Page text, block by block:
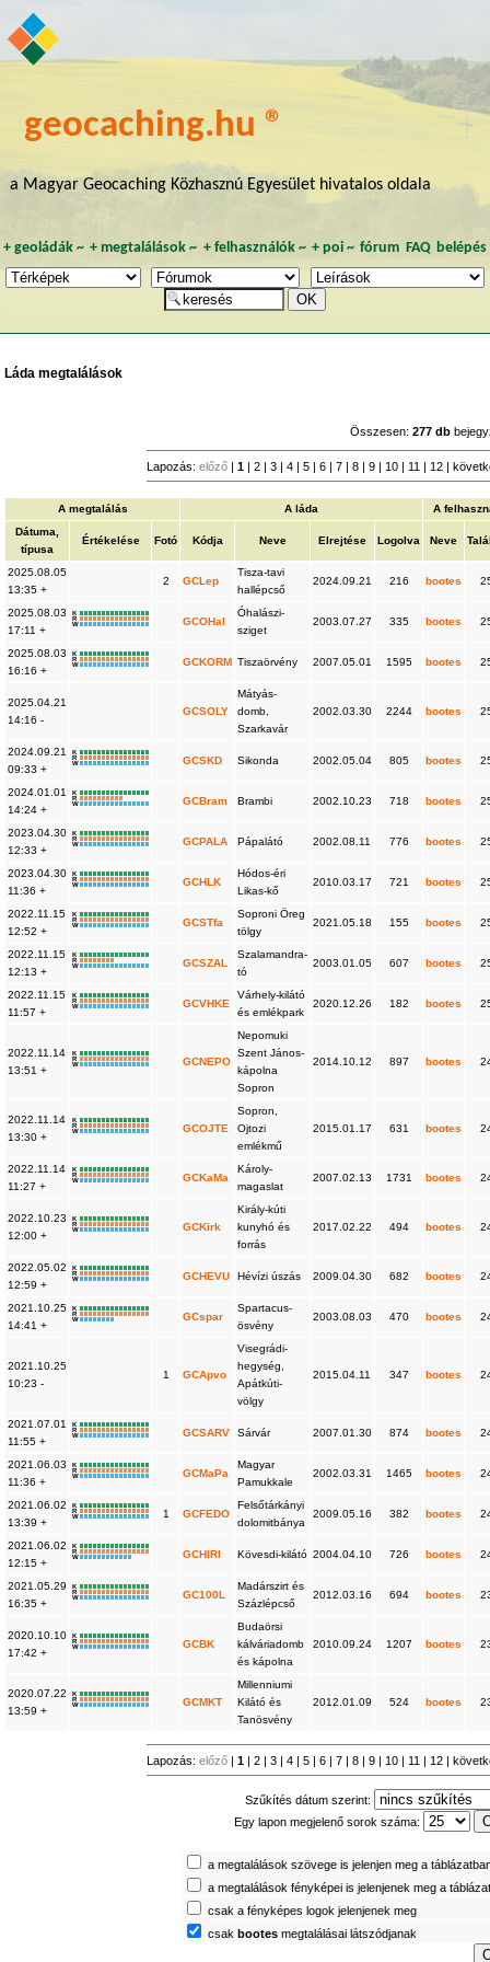
geocaching.hu ®
a Magyar Geocaching Közhasznú Egyesület hivatalos oldala
+ geoládák~ +megtalálások ~ + felhasználók~ + poi~ fórum FAQ belépés
Láda megtalálások
Összesen:277 db
Lapozás:előző |1 | 2 | 3 | 4 | 5 | 6 | 7 | 8 | 9 | 10 | 11 | 12 |
A megtalálás A láda
A
Dátuma,
típusa
Értékelése Fotó Kódja Neve Elrejtése Logolva Neve
2025.08.05
13:35 +
2 GCLep
Tisza-tavi
hallépcső
2024.09.21 216 bootes
2025.08.03
17:11 +
K
R
W
GCOHal
Óhalászi-
sziget
2003.07.27 335 bootes
2025.08.03
16:16 +
K
R
W
GCKORM Tiszaörvény 2007.05.01 1595 bootes
2025.04.21
14:16 -
GCSOLY
Mátyás-
domb,
Szarkavár
2002.03.30 2244 bootes
2024.09.21
09:33 +
K
R
W
GCSKD Sikonda 2002.05.04 805 bootes
2024.01.01
14:24 +
K
R
W
GCBram Brambi 2002.10.23 718 bootes
2023.04.30
12:33 +
K
R
W
GCPALA Pápalátó 2002.08.11 776 bootes
2023.04.30
11:36 +
K
R
W
GCHLK
Hódos-éri
Likas-kő
2010.03.17 721 bootes
2022.11.15
12:52 +
K
R
W
GCSTfa
Soproni Öreg
tölgy
2021.05.18 155 bootes
2022.11.15
12:13 +
K
R
W
GCSZAL
Szalamandra-
tó
2003.01.05 607 bootes
2022.11.15
11:57 +
K
R
W
GCVHKE
Várhely-kilátó
és emlékpark
2020.12.26 182 bootes
2022.11.14
13:51 +
K
R
W
GCNEPO
Nepomuki
Szent János-
kápolna
Sopron
2014.10.12 897 bootes
2022.11.14
13:30 +
K
R
W
GCOJTE
Sopron,
Ojtozi
emlékmű
2015.01.17 631 bootes
2022.11.14
11:27 +
K
R
W
GCKaMa
Károly-
magaslat
2007.02.13 1731 bootes
2022.10.23
12:00 +
K
R
W
GCKirk
Király-kúti
kunyhó és
forrás
2017.02.22 494 bootes
2022.05.02
12:59 +
K
R
W
GCHEVU Hévízi úszás 2009.04.30 682 bootes
2021.10.25
14:41 +
K
R
W
GCspar
Spartacus-
ösvény
2003.08.03 470 bootes
2021.10.25
10:23 -
1 GCApvo
Visegrádi-
hegység,
Apátkúti-
völgy
2015.04.11 347 bootes
2021.07.01
11:55 +
K
R
W
GCSARV Sárvár 2007.01.30 874 bootes
2021.06.03
11:36 +
K
R
W
GCMaPa
Magyar
Pamukkale
2002.03.31 1465 bootes
2021.06.02
13:39 +
K
R
W
1 GCFEDO
Felsőtárkányi
dolomitbánya
2009.05.16 382 bootes
2021.06.02
12:15 +
K
R
W
GCHIRI Kövesdi-kilátó 2004.04.10 726 bootes
2021.05.29
16:35 +
K
R
W
GC100L
Madárszirt és
Százlépcső
2012.03.16 694 bootes
2020.10.10
17:42 +
K
R
W
GCBK
Budaörsi
kálváriadomb
és kápolna
2010.09.24 1207 bootes
2020.07.22
13:59 +
K
R
W
GCMKT
Millenniumi
Kilátó és
Tanösvény
2012.01.09 524 bootes
Lapozás:előző |1 | 2 | 3 | 4 | 5 | 6 | 7 | 8 | 9 | 10 | 11 | 12 |
Szűkítés dátum szerint:
Egy lapon megjelenő sorok száma:
a megtalálások szövege is jelenjen meg a
a megtalálások fényképei is jelenjenek meg a
csak a fényképes logok jelenjenek meg
csak bootes megtalálásai látszódjanak